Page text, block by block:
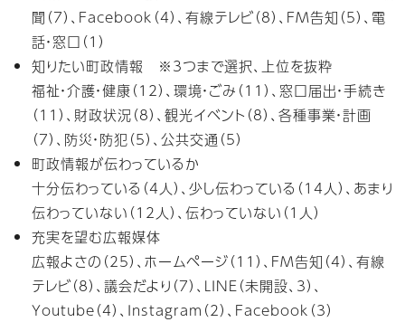
聞（7）、Facebook（4）、有線テレビ（8）、FM告知（5）、電
話・窓口（1）
知りたい町政情報 ※3つまで選択、上位を抜粋
福祉・介護・健康（12）、環境・ごみ（11）、窓口届出・手続き
（11）、財政状況（8）、観光イベント（8）、各種事業・計画
（7）、防災・防犯（5）、公共交通（5）
町政情報が伝わっているか
十分伝わっている（4人）、少し伝わっている（14人）、あまり
伝わっていない（12人）、伝わっていない（1人）
充実を望む広報媒体
広報よさの（25）、ホームページ（11）、FM告知（4）、有線
テレビ（8）、議会だより（7）、LINE（未開設、3）、
Youtube（4）、Instagram（2）、Facebook（3）